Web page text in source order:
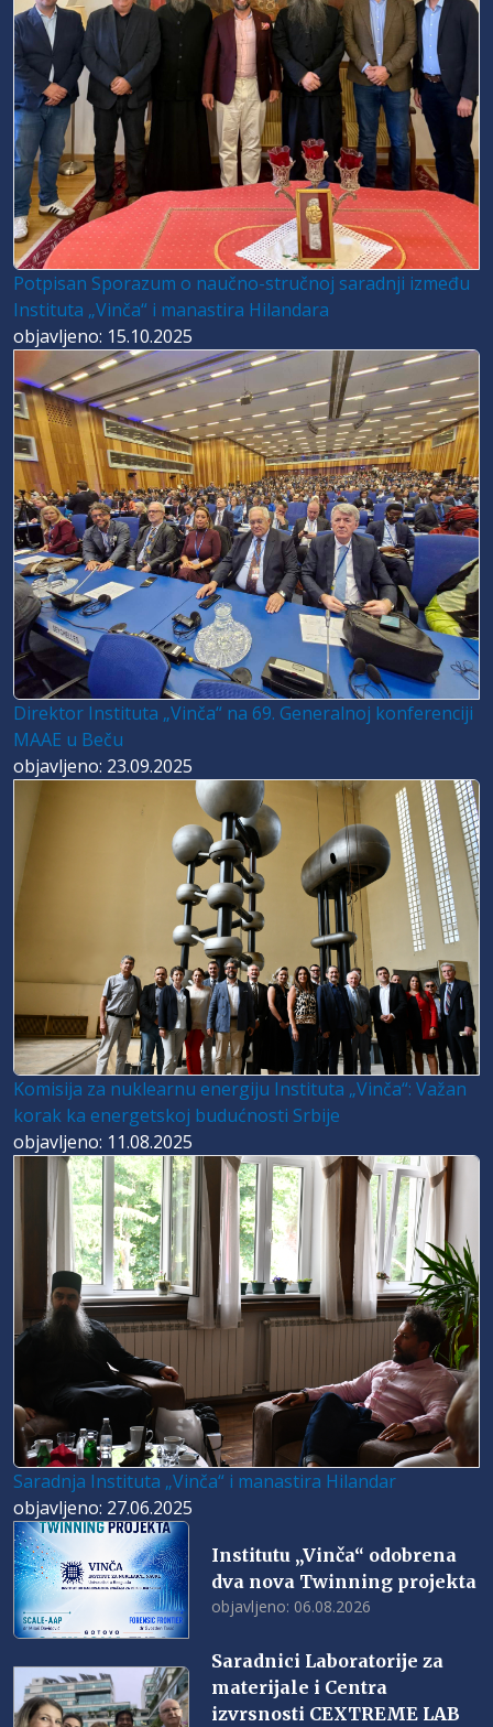
Potpisan Sporazum o naučno-stručnoj saradnji između
Instituta „Vinča“ i manastira Hilandara
objavljeno: 15.10.2025
Direktor Instituta „Vinča“ na 69. Generalnoj konferenciji
MAAE u Beču
objavljeno: 23.09.2025
Komisija za nuklearnu energiju Instituta „Vinča“: Važan
korak ka energetskoj budućnosti Srbije
objavljeno: 11.08.2025
Saradnja Instituta „Vinča“ i manastira Hilandar
objavljeno: 27.06.2025
Institutu „Vinča“ odobrena
dva nova Twinning projekta
objavljeno: 06.08.2026
Saradnici Laboratorije za
materijale i Centra
izvrsnosti CEXTREME LAB